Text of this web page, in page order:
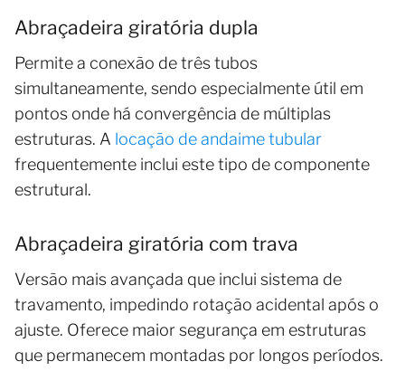
Abraçadeira giratória dupla
Permite a conexão de três tubos
simultaneamente, sendo especialmente útil em
pontos onde há convergência de múltiplas
estruturas. A locação de andaime tubular
frequentemente inclui este tipo de componente
estrutural.
Abraçadeira giratória com trava
Versão mais avançada que inclui sistema de
travamento, impedindo rotação acidental após o
ajuste. Oferece maior segurança em estruturas
que permanecem montadas por longos períodos.